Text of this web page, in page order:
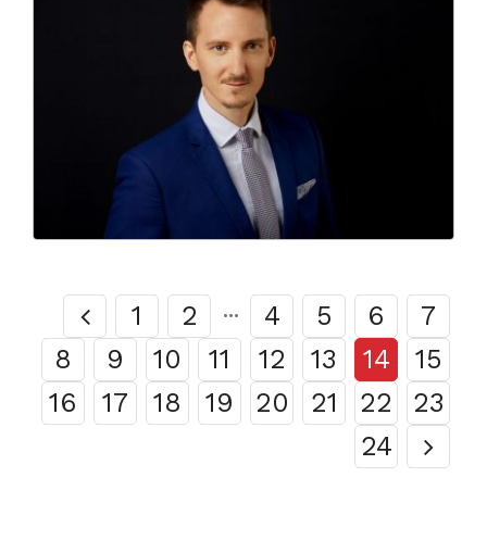
1 2 ··· 4 5 6
7
8
9 10 11 12 13 14
15
16
17 18 19 20 21 22
23
24